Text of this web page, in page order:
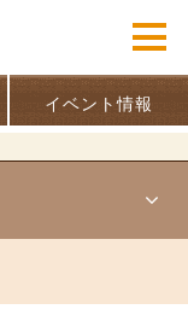
イベント情報